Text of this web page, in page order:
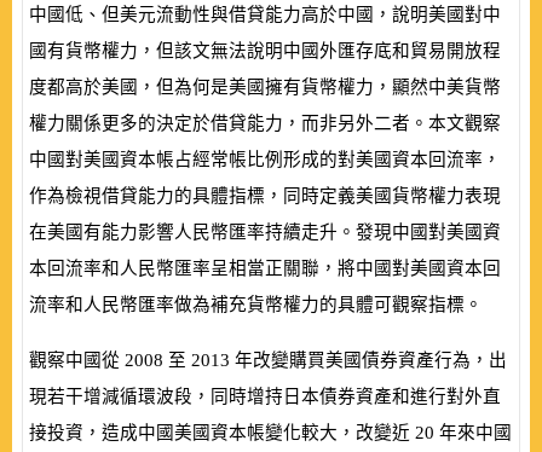
中國低、但美元流動性與借貸能力高於中國，說明美國對中
國有貨幣權力，但該文無法說明中國外匯存底和貿易開放程
度都高於美國，但為何是美國擁有貨幣權力，顯然中美貨幣
權力關係更多的決定於借貸能力，而非另外二者。本文觀察
中國對美國資本帳占經常帳比例形成的對美國資本回流率，
作為檢視借貸能力的具體指標，同時定義美國貨幣權力表現
在美國有能力影響人民幣匯率持續走升。發現中國對美國資
本回流率和人民幣匯率呈相當正關聯，將中國對美國資本回
流率和人民幣匯率做為補充貨幣權力的具體可觀察指標。
觀察中國從 2008 至 2013 年改變購買美國債券資產行為，出
現若干增減循環波段，同時增持日本債券資產和進行對外直
接投資，造成中國美國資本帳變化較大，改變近 20 年來中國